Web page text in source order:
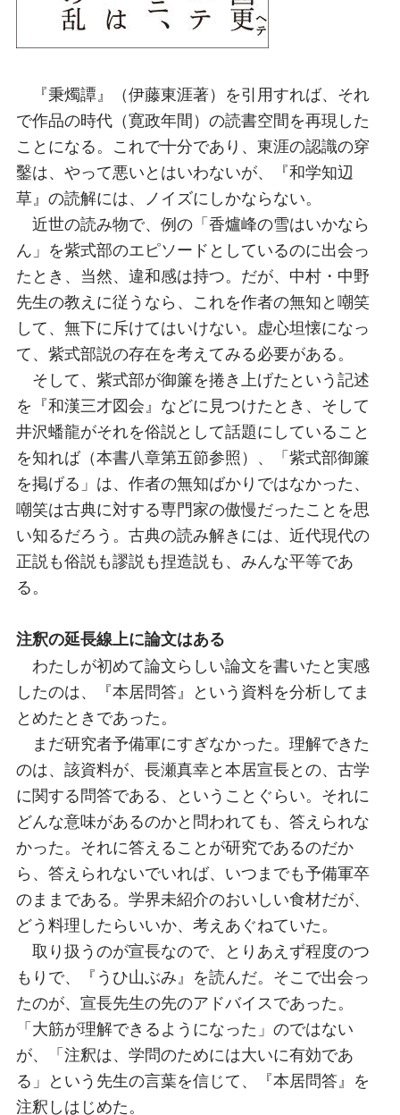
『秉燭譚』（伊藤東涯著）を引用すれば、それ
で作品の時代（寛政年間）の読書空間を再現した
ことになる。これで十分であり、東涯の認識の穿
鑿は、やって悪いとはいわないが、『和学知辺
草』の読解には、ノイズにしかならない。
近世の読み物で、例の「香爐峰の雪はいかなら
ん」を紫式部のエピソードとしているのに出会っ
たとき、当然、違和感は持つ。だが、中村・中野
先生の教えに従うなら、これを作者の無知と嘲笑
して、無下に斥けてはいけない。虚心坦懐になっ
て、紫式部説の存在を考えてみる必要がある。
そして、紫式部が御簾を捲き上げたという記述
を『和漢三才図会』などに見つけたとき、そして
井沢蟠龍がそれを俗説として話題にしていること
を知れば（本書八章第五節参照）、「紫式部御簾
を掲げる」は、作者の無知ばかりではなかった、
嘲笑は古典に対する専門家の傲慢だったことを思
い知るだろう。古典の読み解きには、近代現代の
正説も俗説も謬説も捏造説も、みんな平等であ
る。
注釈の延長線上に論文はある
わたしが初めて論文らしい論文を書いたと実感
したのは、『本居問答』という資料を分析してま
とめたときであった。
まだ研究者予備軍にすぎなかった。理解できた
のは、該資料が、長瀬真幸と本居宣長との、古学
に関する問答である、ということぐらい。それに
どんな意味があるのかと問われても、答えられな
かった。それに答えることが研究であるのだか
ら、答えられないでいれば、いつまでも予備軍卒
のままである。学界未紹介のおいしい食材だが、
どう料理したらいいか、考えあぐねていた。
取り扱うのが宣長なので、とりあえず程度のつ
もりで、『うひ山ぶみ』を読んだ。そこで出会っ
たのが、宣長先生の先のアドバイスであった。
「大筋が理解できるようになった」のではない
が、「注釈は、学問のためには大いに有効であ
る」という先生の言葉を信じて、『本居問答』を
注釈しはじめた。